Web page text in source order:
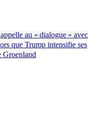
au « dialogue » avec
que Trump intensifie ses
Groenland